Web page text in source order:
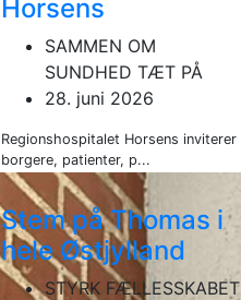
Horsens
SAMMEN OM
SUNDHED TÆT PÅ
28. juni 2026
Regionshospitalet Horsens inviterer
borgere, patienter, p...
Stem på Thomas i
hele Østjylland
STYRK FÆLLESSKABET